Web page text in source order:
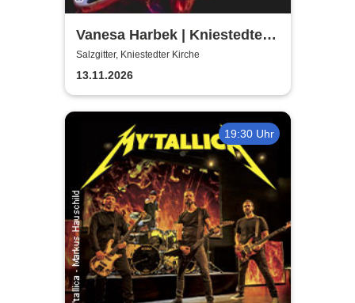
Vanesa Harbek | Kniestedter
Kirche
Salzgitter, Kniestedter Kirche
13.11.2026
19:30 Uhr